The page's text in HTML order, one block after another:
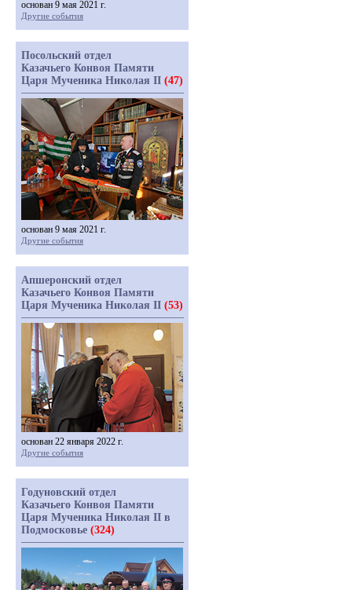
основан 9 мая 2021 г.
Другие события
Посольский отдел
Казачьего Конвоя Памяти
Царя Мученика Николая II (47)
основан 9 мая 2021 г.
Другие события
Апшеронский отдел
Казачьего Конвоя Памяти
Царя Мученика Николая II (53)
основан 22 января 2022 г.
Другие события
Годуновский отдел
Казачьего Конвоя Памяти
Царя Мученика Николая II в
Подмосковье (324)